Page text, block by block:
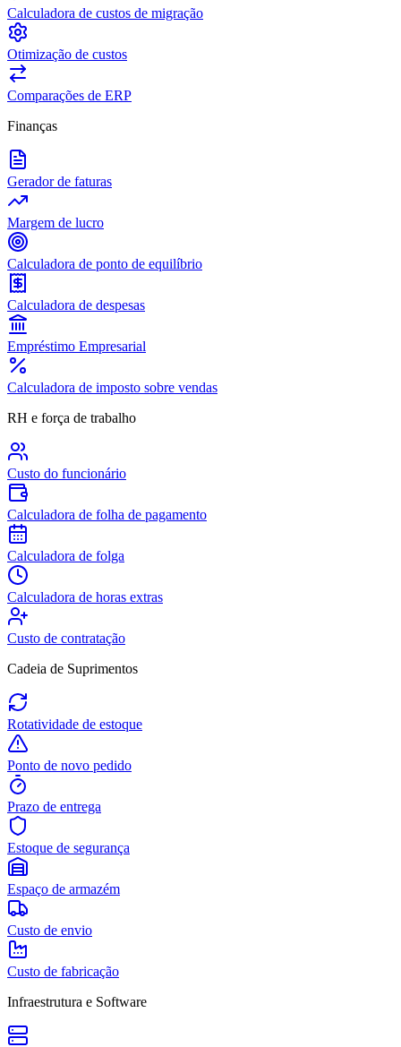
Calculadora de custos de migração
Otimização de custos
Comparações de ERP
Finanças
Gerador de faturas
Margem de lucro
Calculadora de ponto de equilíbrio
Calculadora de despesas
Empréstimo Empresarial
Calculadora de imposto sobre vendas
RH e força de trabalho
Custo do funcionário
Calculadora de folha de pagamento
Calculadora de folga
Calculadora de horas extras
Custo de contratação
Cadeia de Suprimentos
Rotatividade de estoque
Ponto de novo pedido
Prazo de entrega
Estoque de segurança
Espaço de armazém
Custo de envio
Custo de fabricação
Infraestrutura e Software